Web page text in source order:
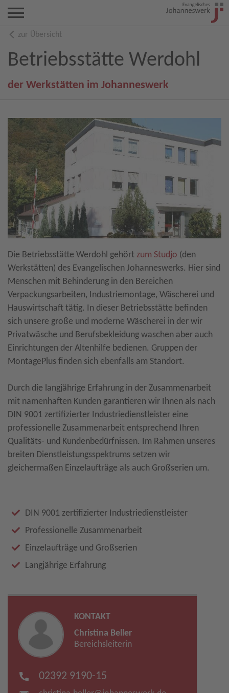
zur Übersicht
Betriebsstätte Werdohl
der Werkstätten im Johanneswerk
Die Betriebsstätte Werdohl gehört zum Studjo (den
Werkstätten) des Evangelischen Johanneswerks. Hier sind
Menschen mit Behinderung in den Bereichen
Verpackungsarbeiten, Industriemontage, Wäscherei und
Hauswirtschaft tätig. In dieser Betriebsstätte befinden
sich unsere große und moderne Wäscherei in der wir
Privatwäsche und Berufsbekleidung waschen aber auch
Einrichtungen der Altenhilfe bedienen. Gruppen der
MontagePlus finden sich ebenfalls am Standort.
Durch die langjährige Erfahrung in der Zusammenarbeit
mit namenhaften Kunden garantieren wir Ihnen als nach
DIN 9001 zertifizierter Industriedienstleister eine
professionelle Zusammenarbeit entsprechend Ihren
Qualitäts- und Kundenbedürfnissen. Im Rahmen unseres
breiten Dienstleistungsspektrums setzen wir
gleichermaßen Einzelaufträge als auch Großserien um.
DIN 9001 zertifizierter Industriedienstleister
Professionelle Zusammenarbeit
Einzelaufträge und Großserien
Langjährige Erfahrung
KONTAKT
Christina Beller
Bereichsleiterin
02392 9190-15